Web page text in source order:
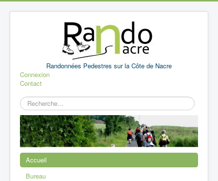
Randonnées Pedestres sur la Côte de Nacre
Connexion
Contact
Rechercher
Accueil
Bureau